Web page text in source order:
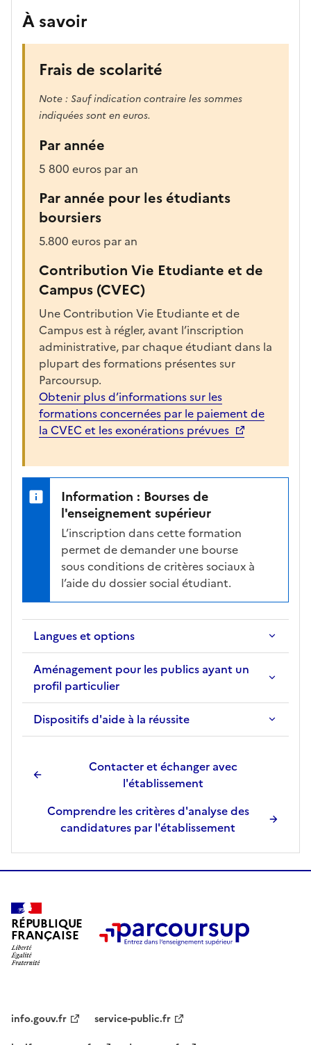
À savoir
Frais de scolarité
Note : Sauf indication contraire les sommes
indiquées sont en euros.
Par année
5 800 euros par an
Par année pour les étudiants
boursiers
5.800 euros par an
Contribution Vie Etudiante et de
Campus (CVEC)
Une Contribution Vie Etudiante et de
Campus est à régler, avant l’inscription
administrative, par chaque étudiant dans la
plupart des formations présentes sur
Parcoursup.
Obtenir plus d’informations sur les
formations concernées par le paiement de
la CVEC et les exonérations prévues
Information : Bourses de
l'enseignement supérieur
L’inscription dans cette formation
permet de demander une bourse
sous conditions de critères sociaux à
l’aide du dossier social étudiant.
Langues et options
Aménagement pour les publics ayant un
profil particulier
Dispositifs d'aide à la réussite
Contacter et échanger avec
l'établissement
Comprendre les critères d'analyse des
candidatures par l'établissement
RÉPUBLIQUE
FRANÇAISE
info.gouv.fr
service-public.fr